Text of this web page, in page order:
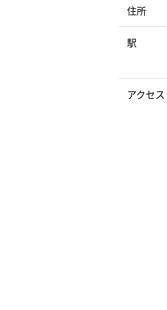
住所
駅
アクセス